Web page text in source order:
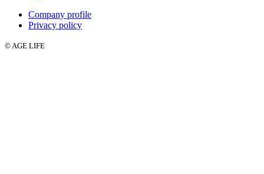
Company profile
Privacy policy
© AGE LIFE